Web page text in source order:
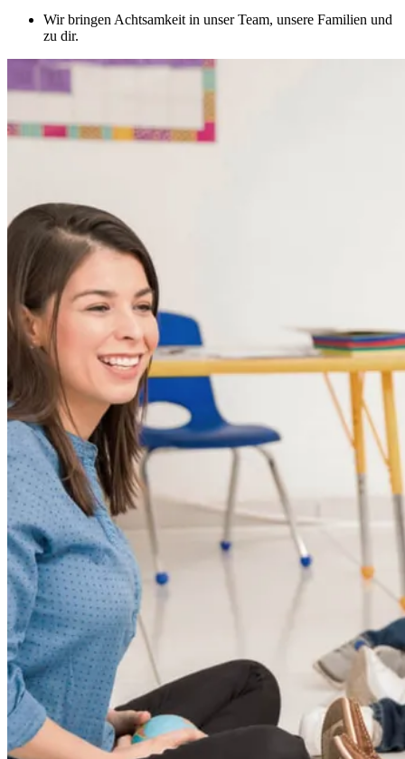
Wir bringen Achtsamkeit in unser Team, unsere Familien und
zu dir.